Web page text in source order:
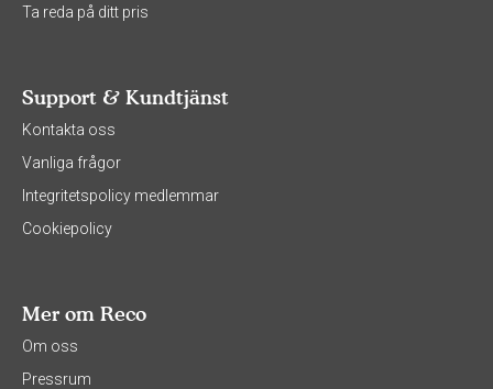
Ta reda på ditt pris
Support & Kundtjänst
Kontakta oss
Vanliga frågor
Integritetspolicy medlemmar
Cookiepolicy
Mer om Reco
Om oss
Pressrum